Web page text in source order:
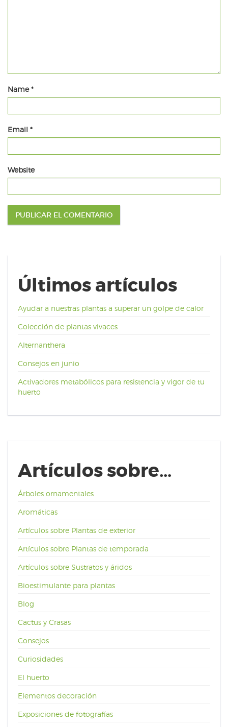
Name*
Email *
Website
Últimos artículos
Ayudar a nuestras plantas a superar un golpe de calor
Colección de plantas vivaces
Alternanthera
Consejos en junio
Activadores metabólicos para resistencia y vigor de tu
huerto
Artículos sobre…
Árboles ornamentales
Aromáticas
Artículos sobre Plantas de exterior
Artículos sobre Plantas de temporada
Artículos sobre Sustratos y áridos
Bioestimulante para plantas
Blog
Cactus y Crasas
Consejos
Curiosidades
El huerto
Elementos decoración
Exposiciones de fotografías